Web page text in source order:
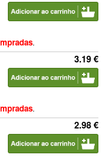
.
3.19 €
.
2.98 €